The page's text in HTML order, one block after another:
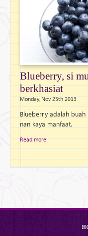
Blueberry, si
berkhasiat
Monday, Nov 25th 2013
Blueberry adalah
nan kaya manfaat.
Read more